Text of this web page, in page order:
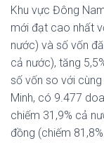
Khu vực Đông
mới đạt cao nhất
nước) và số vốn
cả nước), tăng
số vốn so với cùng
Minh, có 9.477
chiếm 31,9% cả
đồng (chiếm